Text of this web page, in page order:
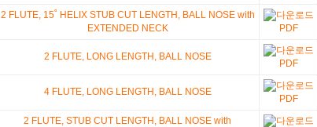
2 FLUTE, 15˚ HELIX STUB CUT LENGTH, BALL NOSE with
EXTENDED NECK
PDF
2 FLUTE, LONG LENGTH, BALL NOSE
PDF
4 FLUTE, LONG LENGTH, BALL NOSE
PDF
2 FLUTE, STUB CUT LENGTH, BALL NOSE with